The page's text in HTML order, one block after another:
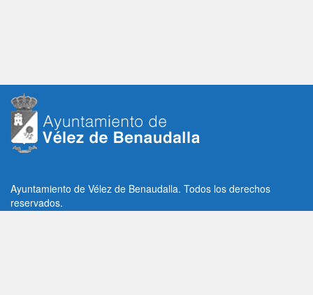
Ayuntamiento de Vélez de Benaudalla. Todos los derechos
reservados.